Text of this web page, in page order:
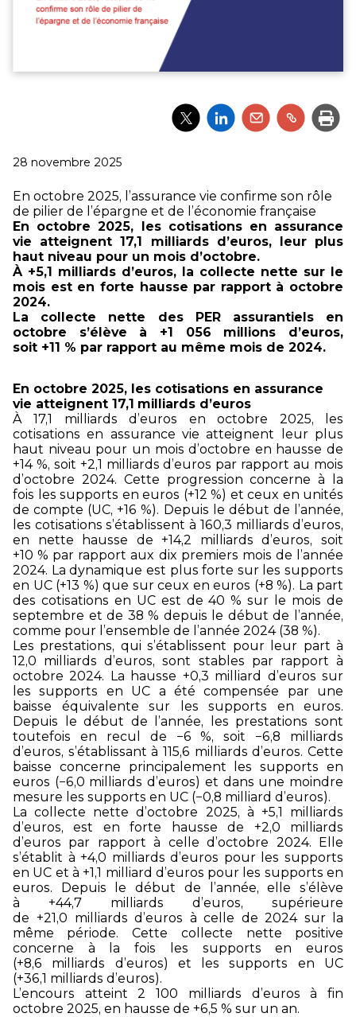
Partager
l'article
Partager
l'article
Partager
l'article
Partager
l'article
Publié
28 novembre 2025
En octobre 2025, l’assurance vie confirme son rôle
de pilier de l’épargne et de l’économie française
En octobre 2025, les cotisations en assurance
vie atteignent 17,1 milliards d’euros, leur plus
haut niveau pour un mois d’octobre.
À +5,1 milliards d’euros, la collecte nette sur le
mois est en forte hausse par rapport à octobre
2024.
La collecte nette des PER assurantiels en
octobre s’élève à +1 056 millions d’euros,
soit +11 % par rapport au même mois de 2024.
En octobre 2025, les cotisations en assurance
vie atteignent 17,1 milliards d’euros
À 17,1 milliards d’euros en octobre 2025, les
cotisations en assurance vie atteignent leur plus
haut niveau pour un mois d’octobre en hausse de
+14 %, soit +2,1 milliards d’euros par rapport au mois
d’octobre 2024. Cette progression concerne à la
fois les supports en euros (+12 %) et ceux en unités
de compte (UC, +16 %). Depuis le début de l’année,
les cotisations s’établissent à 160,3 milliards d’euros,
en nette hausse de +14,2 milliards d’euros, soit
+10 % par rapport aux dix premiers mois de l’année
2024. La dynamique est plus forte sur les supports
en UC (+13 %) que sur ceux en euros (+8 %). La part
des cotisations en UC est de 40 % sur le mois de
septembre et de 38 % depuis le début de l’année,
comme pour l’ensemble de l’année 2024 (38 %).
Les prestations, qui s’établissent pour leur part à
12,0 milliards d’euros, sont stables par rapport à
octobre 2024. La hausse +0,3 milliard d’euros sur
les supports en UC a été compensée par une
baisse équivalente sur les supports en euros.
Depuis le début de l’année, les prestations sont
toutefois en recul de −6 %, soit −6,8 milliards
d’euros, s’établissant à 115,6 milliards d’euros. Cette
baisse concerne principalement les supports en
euros (−6,0 milliards d’euros) et dans une moindre
mesure les supports en UC (−0,8 milliard d’euros).
La collecte nette d’octobre 2025, à +5,1 milliards
d’euros, est en forte hausse de +2,0 milliards
d’euros par rapport à celle d’octobre 2024. Elle
s’établit à +4,0 milliards d’euros pour les supports
en UC et à +1,1 milliard d’euros pour les supports en
euros. Depuis le début de l’année, elle s’élève
à +44,7 milliards d’euros, supérieure
de +21,0 milliards d’euros à celle de 2024 sur la
même période. Cette
collecte nette positive
concerne à la fois les supports en euros
(+8,6 milliards d’euros) et les supports en UC
(+36,1 milliards d’euros).
L’encours atteint 2 100 milliards d’euros à fin
octobre 2025, en hausse de +6,5 % sur un an.